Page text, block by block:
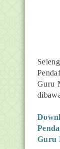
Guru
Guru